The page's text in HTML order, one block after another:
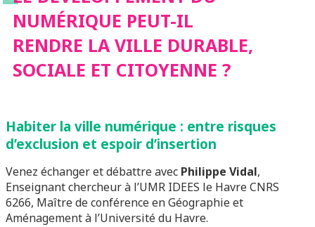
SOCIALE ET
CITOYENNE ?
NUMÉRIQUE PEUT-IL
RENDRE LA VILLE DURABLE,
SOCIALE ET CITOYENNE ?
Habiter la ville numérique : entre risques
d’exclusion et espoir d’insertion
Venez échanger et débattre avec Philippe Vidal,
Enseignant chercheur à l’UMR IDEES le Havre CNRS
6266, Maître de conférence en Géographie et
Aménagement à l’Université du Havre.